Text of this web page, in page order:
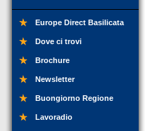
Europe Direct Basilicata
Dove ci trovi
Brochure
Newsletter
Buongiorno Regione
Lavoradio